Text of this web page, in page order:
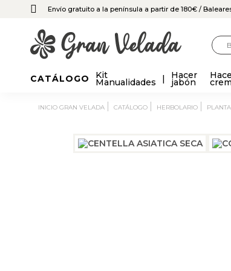
Envío gratuito a la península a partir de 180€ /
CATÁLOGO Kit
Manualidades
Hacer
jabón
INICIO GRAN VELADA CATÁLOGO HERBOLARIO